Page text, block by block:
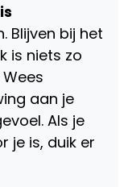
Blijven bij het
is niets zo
aan je
Als je
je is, duik er